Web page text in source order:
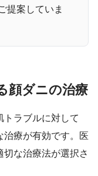
提案していま
顔ダニの治療
トラブルに対して
治療が有効です。医
な治療法が選択さ